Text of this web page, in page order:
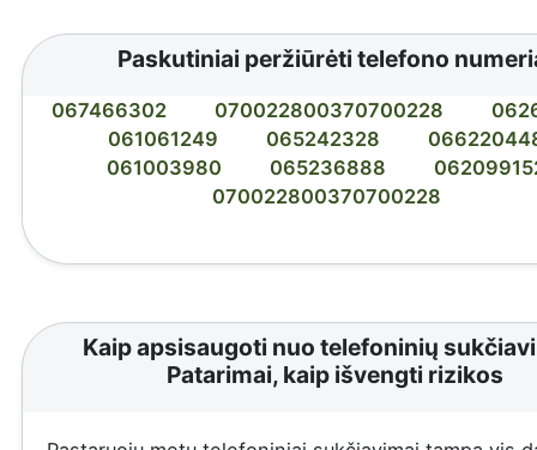
Paskutiniai peržiūrėti telefono
067466302 070022800370700228
061061249
065242328
061003980
065236888
070022800370700228
Kaip apsisaugoti nuo telefoninių
Patarimai, kaip išvengti rizikos